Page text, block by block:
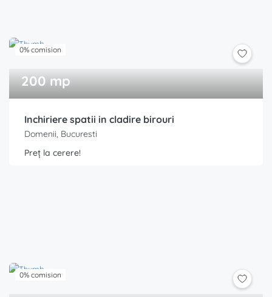
0% comision
200 mp
Inchiriere spatii in cladire birouri
Domenii, Bucuresti
Preț la cerere!
0% comision